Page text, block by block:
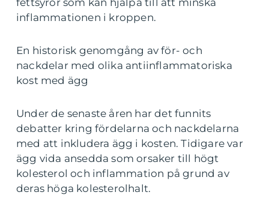
fettsyror som kan hjälpa till att minska
inflammationen i kroppen.
En historisk genomgång av för- och
nackdelar med olika antiinflammatoriska
kost med ägg
Under de senaste åren har det funnits
debatter kring fördelarna och nackdelarna
med att inkludera ägg i kosten. Tidigare var
ägg vida ansedda som orsaker till högt
kolesterol och inflammation på grund av
deras höga kolesterolhalt.